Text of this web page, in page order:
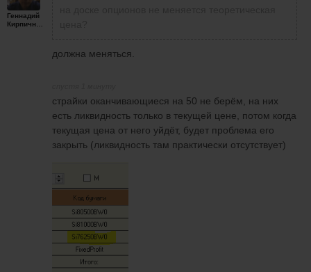
Геннадий
Кирпичников
должна меняться.
страйки оканчивающиеся на 50 не берём, на них
есть ликвидность только в текущей цене, потом когда
текущая цена от него уйдёт, будет проблема его
закрыть (ликвидность там практически отсутствует)